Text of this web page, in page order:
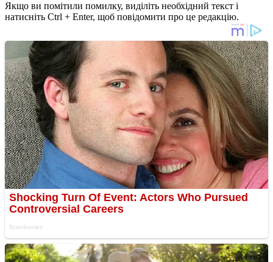
Якщо ви помітили помилку, виділіть необхідний текст і
натисніть Ctrl + Enter, щоб повідомити про це редакцію.